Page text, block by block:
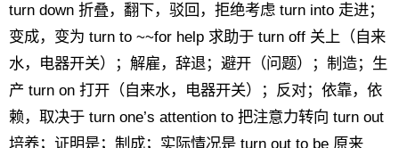
turn down 折叠，翻下，驳回，拒绝考虑 turn into 走进；
变成，变为 turn to ~~for help 求助于 turn off 关上（自来
水，电器开关）；解雇，辞退；避开（问题）；制造；生
产 turn on 打开（自来水，电器开关）；反对；依靠，依
赖，取决于 turn one’s attention to 把注意力转向 turn out
培养；证明是；制成；实际情况是 turn out to be 原来